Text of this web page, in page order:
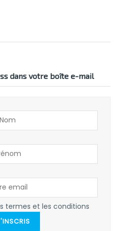
dans votre boîte e-mail
termes et les conditions